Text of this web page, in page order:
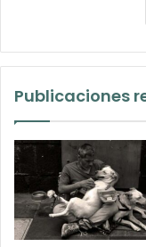
Publicaciones